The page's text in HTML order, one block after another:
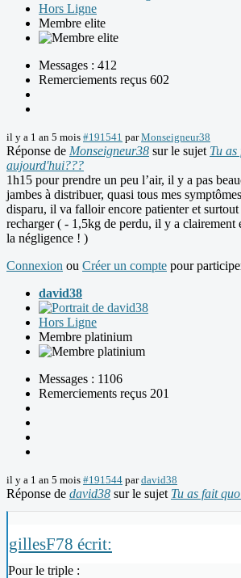
Hors Ligne
Membre elite
Messages : 412
Remerciements reçus 602
il y a 1 an 5 mois #191541 parMonseigneur38
Réponse de Monseigneur38 sur le sujet Tu
aujourd'hui???
1h15 pour prendre un peu l’air, il y a pas
jambes à distribuer, quasi tous mes
disparu, il va falloir encore patienter et surtout
recharger ( - 1,5kg de perdu, il y a clairement
la négligence ! )
Connexion ou Créer un compte pour
david38
Hors Ligne
Membre platinium
Messages : 1106
Remerciements reçus 201
il y a 1 an 5 mois #191544 pardavid38
Réponse de david38 sur le sujet Tu as fait
gillesF78 écrit:
Pour le triple :